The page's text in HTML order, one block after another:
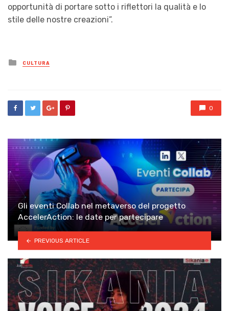
opportunità di portare sotto i riflettori la qualità e lo
stile delle nostre creazioni”.
Posted
in
CULTURA
0
Gli eventi Collab nel metaverso del progetto
AccelerAction: le date per partecipare
PREVIOUS ARTICLE